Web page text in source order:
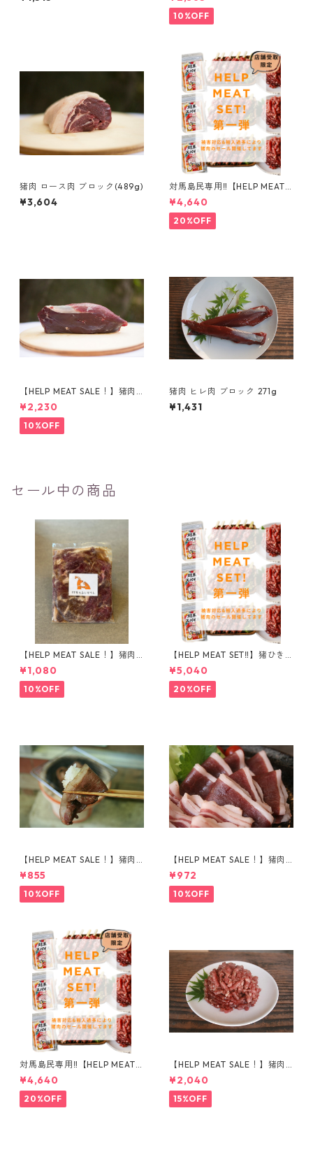
10%OFF
猪肉 ロース肉 ブロック(489g)
¥3,604
対馬島民専用‼️【HELP MEAT S
ET‼️】猪ひき肉×串 豪華1kg
+オリジナルスパイス付 セッ
ト
¥4,640
20%OFF
【HELP MEAT SALE！】猪肉
ももブロック（395g）
¥2,230
10%OFF
猪肉 ヒレ肉 ブロック 271g
¥1,431
セール中の商品
【HELP MEAT SALE！】猪肉
で作った対馬のソウルフード
『とんちゃん』
¥1,080
10%OFF
【HELP MEAT SET‼️】猪ひき
肉×串 豪華1kg+オリジナルス
パイス付 セット
¥5,040
20%OFF
【HELP MEAT SALE！】猪肉
ウデ肉 スライス 150g
¥855
10%OFF
【HELP MEAT SALE！】猪肉
モモ肉 スライス 150g
¥972
10%OFF
対馬島民専用‼️【HELP MEAT S
ET‼️】猪ひき肉×串 豪華1kg
+オリジナルスパイス付 セッ
ト
¥4,640
20%OFF
【HELP MEAT SALE！】猪肉
挽き肉 500g
¥2,040
15%OFF